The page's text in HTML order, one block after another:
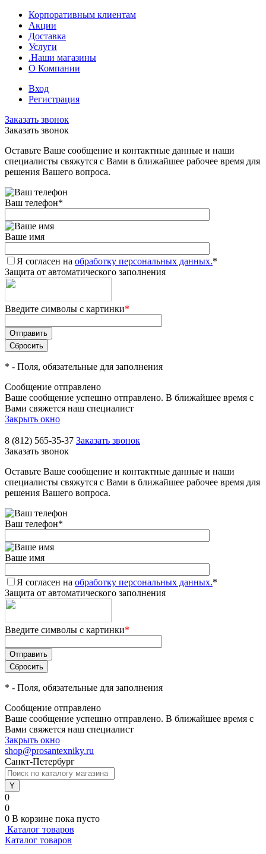
Корпоративным клиентам
Акции
Доставка
Услуги
.Наши магазины
О Компании
Вход
Регистрация
Заказать звонок
Заказать звонок
Оставьте Ваше сообщение и контактные данные и наши
специалисты свяжутся с Вами в ближайшее рабочее время для
решения Вашего вопроса.
Ваш телефон*
Ваше имя
Я согласен на обработку персональных данных.*
Защита от автоматического заполнения
Введите символы с картинки*
* - Поля, обязательные для заполнения
Сообщение отправлено
Ваше сообщение успешно отправлено. В ближайшее время с
Вами свяжется наш специалист
Закрыть окно
8 (812) 565-35-37 Заказать звонок
Заказать звонок
Оставьте Ваше сообщение и контактные данные и наши
специалисты свяжутся с Вами в ближайшее рабочее время для
решения Вашего вопроса.
Ваш телефон*
Ваше имя
Я согласен на обработку персональных данных.*
Защита от автоматического заполнения
Введите символы с картинки*
* - Поля, обязательные для заполнения
Сообщение отправлено
Ваше сообщение успешно отправлено. В ближайшее время с
Вами свяжется наш специалист
Закрыть окно
shop@prosantexniky.ru
Санкт-Петербург
0
0
0 В корзине пока пусто
Каталог товаров
Каталог товаров